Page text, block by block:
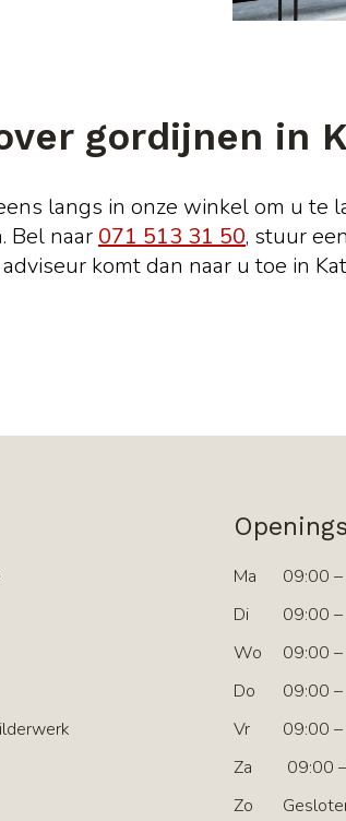
gordijnen in
langs in onze winkel om u
Bel naar 071 513 31 50, stuur
komt dan naar u toe in
Ma
09:00
Di
09:00
Wo
09:00
Do
09:00
Vr
09:00
Za
09:00
Zo